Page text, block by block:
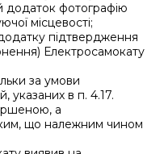
додаток фотографію
місцевості;
підтвердження
Електросамокату
за умови
указаних в п. 4.17.
а
що належним чином